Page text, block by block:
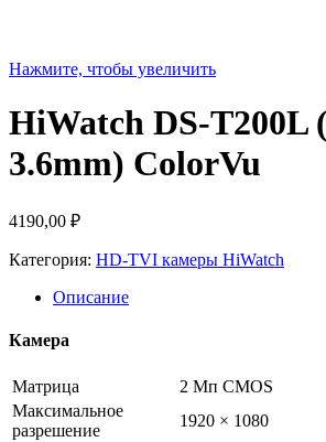
Нажмите, чтобы увеличить
HiWatch DS-T200L
3.6mm) ColorVu
4190,00 ₽
Категория: HD-TVI камеры HiWatch
Описание
Камера
Матрица
2 Мп CMOS
Максимальное
разрешение
1920 × 1080